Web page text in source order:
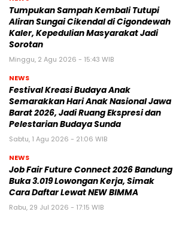
Tumpukan Sampah Kembali Tutupi
Aliran Sungai Cikendal di Cigondewah
Kaler, Kepedulian Masyarakat Jadi
Sorotan
Minggu, 2 Agu 2026 - 15:43 WIB
NEWS
Festival Kreasi Budaya Anak
Semarakkan Hari Anak Nasional Jawa
Barat 2026, Jadi Ruang Ekspresi dan
Pelestarian Budaya Sunda
Sabtu, 1 Agu 2026 - 21:06 WIB
NEWS
Job Fair Future Connect 2026 Bandung
Buka 3.019 Lowongan Kerja, Simak
Cara Daftar Lewat NEW BIMMA
Rabu, 29 Jul 2026 - 17:15 WIB